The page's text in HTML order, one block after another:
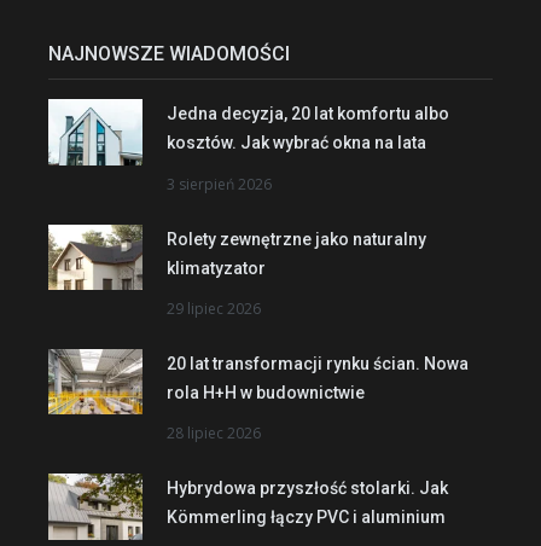
NAJNOWSZE WIADOMOŚCI
Jedna decyzja, 20 lat komfortu albo
kosztów. Jak wybrać okna na lata
3 sierpień 2026
Rolety zewnętrzne jako naturalny
klimatyzator
29 lipiec 2026
20 lat transformacji rynku ścian. Nowa
rola H+H w budownictwie
28 lipiec 2026
Hybrydowa przyszłość stolarki. Jak
Kömmerling łączy PVC i aluminium